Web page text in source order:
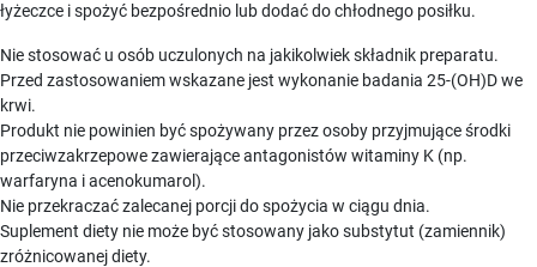
łyżeczce i spożyć bezpośrednio lub dodać do chłodnego posiłku.
Nie stosować u osób uczulonych na jakikolwiek składnik preparatu.
Przed zastosowaniem wskazane jest wykonanie badania 25-(OH)D we
krwi.
Produkt nie powinien być spożywany przez osoby przyjmujące środki
przeciwzakrzepowe zawierające antagonistów witaminy K (np.
warfaryna i acenokumarol).
Nie przekraczać zalecanej porcji do spożycia w ciągu dnia.
Suplement diety nie może być stosowany jako substytut (zamiennik)
zróżnicowanej diety.